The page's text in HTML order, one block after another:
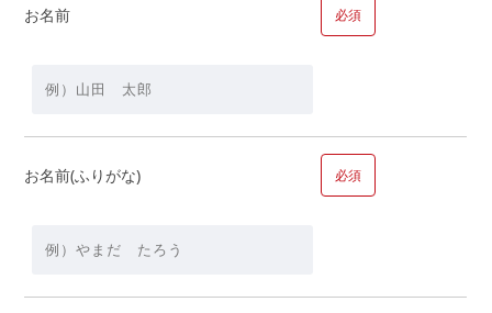
お名前 必須
お名前(ふりがな) 必須
【資金】
頭金 万